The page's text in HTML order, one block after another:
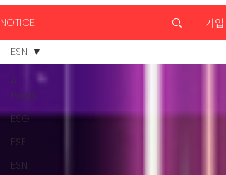
NOTICE 가입
All
Posts
ESG
ESE
ESN
ESN